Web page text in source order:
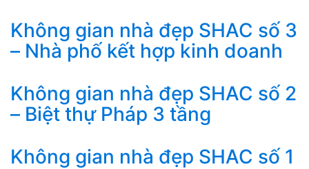
Không gian nhà đẹp SHAC số 3
– Nhà phố kết hợp kinh doanh
Không gian nhà đẹp SHAC số 2
– Biệt thự Pháp 3 tầng
Không gian nhà đẹp SHAC số 1